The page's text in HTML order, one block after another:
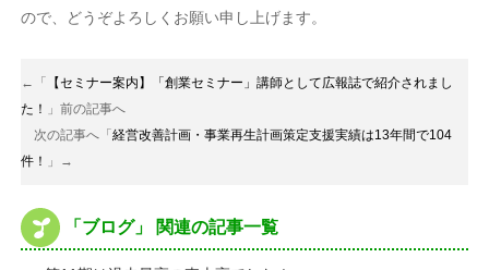
ので、どうぞよろしくお願い申し上げます。
←「
【セミナー案内】「創業セミナー」講師として広報誌で紹介されまし
た！
」前の記事へ
次の記事へ「 経営改善計画・事業再生計画策定支援実績は13年間で104
件！
」→
「ブログ」 関連の記事一覧